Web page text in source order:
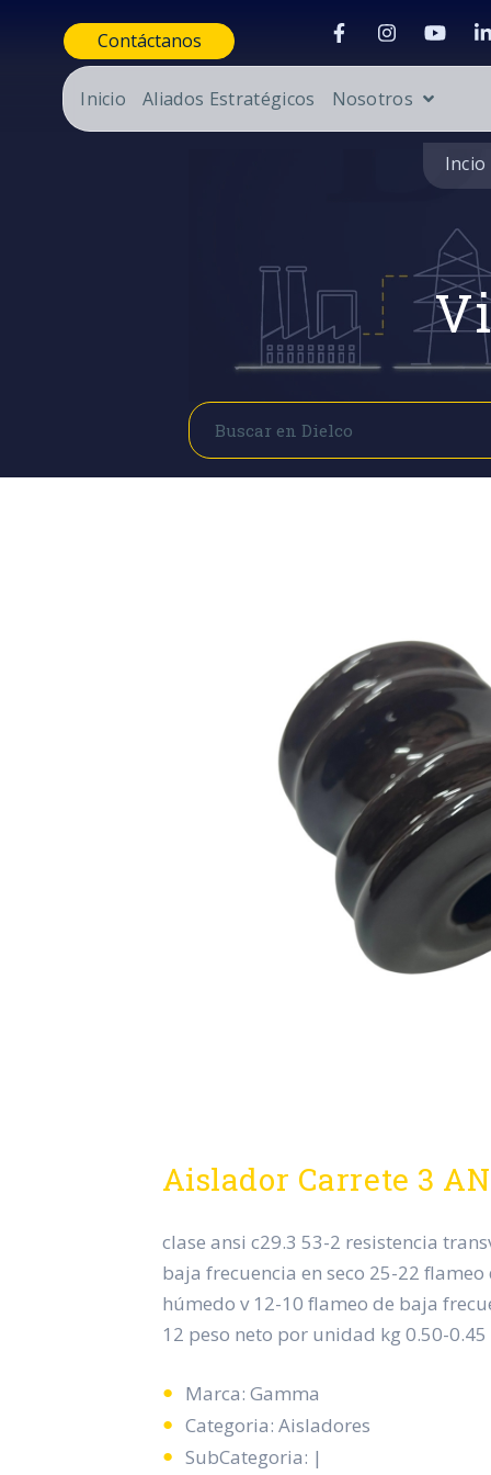
Contáctanos
Inicio Aliados Estratégicos Nosotros
Buscar
Aislador Carrete 3
clase ansi c29.3 53-2 resistencia
baja frecuencia en seco 25-22
húmedo v 12-10 flameo de baja
12 peso neto por unidad kg 0.50-0.45
Marca: Gamma
Categoria: Aisladores
SubCategoria: |